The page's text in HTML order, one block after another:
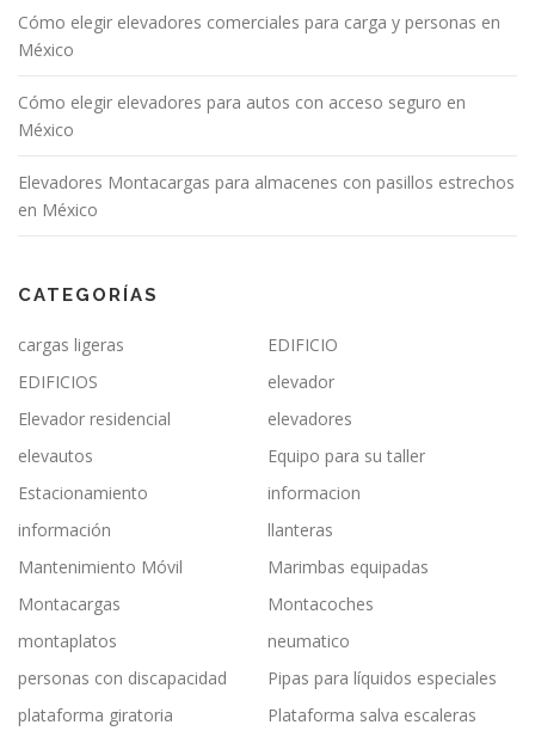
Cómo elegir elevadores comerciales para carga y personas en
México
Cómo elegir elevadores para autos con acceso seguro en
México
Elevadores Montacargas para almacenes con pasillos estrechos
en México
CATEGORÍAS
cargas ligeras
EDIFICIO
EDIFICIOS
elevador
Elevador residencial
elevadores
elevautos
Equipo para su taller
Estacionamiento
informacion
información
llanteras
Mantenimiento Móvil
Marimbas equipadas
Montacargas
Montacoches
montaplatos
neumatico
personas con discapacidad
Pipas para líquidos especiales
plataforma giratoria
Plataforma salva escaleras